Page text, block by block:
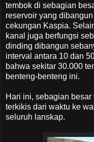
tembok di sebagian
reservoir yang
cekungan Kaspia.
kanal juga berfungsi
dinding dibangun
interval antara 10 dan
bahwa sekitar 30.000
benteng-benteng ini.
Hari ini, sebagian
terkikis dari waktu ke
seluruh lanskap.